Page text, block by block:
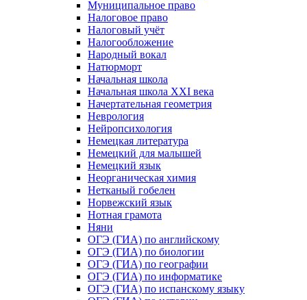
Муниципальное право
Налоговое право
Налоговый учёт
Налогообложение
Народный вокал
Натюрморт
Начальная школа
Начальная школа ХХI века
Начертательная геометрия
Неврология
Нейропсихология
Немецкая литература
Немецкий для малышей
Немецкий язык
Неорганическая химия
Нетканый гобелен
Норвежский язык
Нотная грамота
Няни
ОГЭ (ГИА) по английскому
ОГЭ (ГИА) по биологии
ОГЭ (ГИА) по географии
ОГЭ (ГИА) по информатике
ОГЭ (ГИА) по испанскому языку